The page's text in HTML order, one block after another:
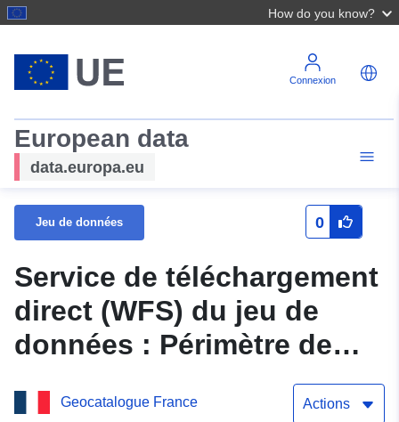
How do you know?
Connexion
European data
data.europa.eu
Jeu de données 0
Service de téléchargement
direct (WFS) du jeu de
données : Périmètre de
PPRGA de la commune de
Clermont-Savès (Gers)
Geocatalogue France Actions